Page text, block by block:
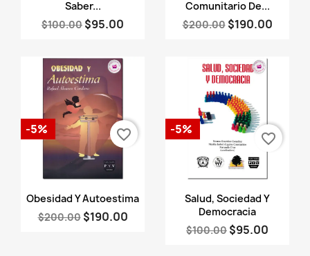
Saber...
$100.00 $95.00
Comunitario De...
$200.00 $190.00
Vista rápida
Obesidad Y Autoestima
$200.00 $190.00
-5% favorite_border
Vista rápida
Salud, Sociedad Y
Democracia
$100.00 $95.00
-5%
favorite_border